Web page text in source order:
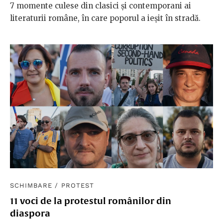
7 momente culese din clasici și contemporani ai
literaturii române, în care poporul a ieșit în stradă.
SCHIMBARE / PROTEST
11 voci de la protestul românilor din
diaspora